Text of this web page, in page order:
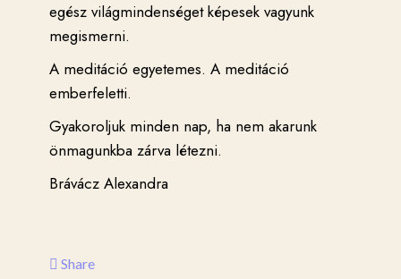
egész világmindenséget képesek vagyunk
megismerni.
A meditáció egyetemes. A meditáció
emberfeletti.
Gyakoroljuk minden nap, ha nem akarunk
önmagunkba zárva létezni.
Brávácz Alexandra
Share